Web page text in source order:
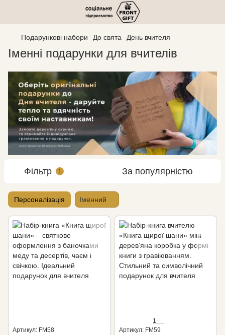
Подарункові набори До свята День вчителя
Іменні подарунки для вчителів
Фільтр 1 За популярністю
Персоналізація Іменний
Артикул: FM58
1
Артикул: FM59